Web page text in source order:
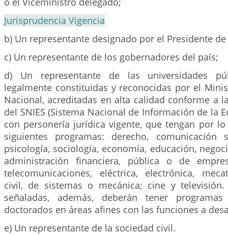
Jurisprudencia Vigencia
b) Un representante designado por el Presidente
c) Un representante de los gobernadores del país;
d) Un representante de las universidades
legalmente constituidas y reconocidas por el
Nacional, acreditadas en alta calidad conforme a
del SNIES (Sistema Nacional de Información de la
con personería jurídica vigente, que tengan por
siguientes programas: derecho, comunicación
psicología, sociología, economía, educación,
administración financiera, pública o de
telecomunicaciones, eléctrica, electrónica,
civil, de sistemas o mecánica; cine y televisión.
señaladas, además, deberán tener
doctorados en áreas afines con las funciones a
e) Un representante de la sociedad civil.